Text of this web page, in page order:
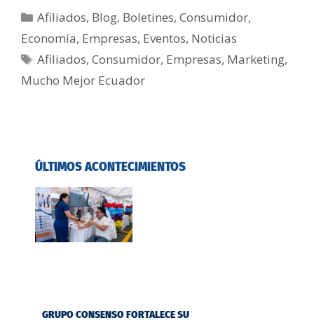
Afiliados, Blog, Boletines,Consumidor,
Economía, Empresas, Eventos, Noticias
Afiliados,Consumidor, Empresas, Marketing,
Mucho Mejor Ecuador
ÚLTIMOS ACONTECIMIENTOS
GRUPO CONSENSO FORTALECE SU